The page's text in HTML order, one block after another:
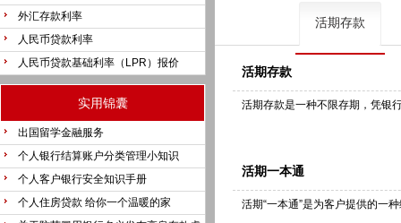
外汇存款利率
人民币贷款利率
人民币贷款基础利率（LPR）报价
实用锦囊
出国留学金融服务
个人银行结算账户分类管理小知识
个人客户银行安全知识手册
个人住房贷款 给你一个温暖的家
活期存款
活期存款
活期存款是一种不限存期，凭银
活期一本通
活期“一本通”是为客户提供的一